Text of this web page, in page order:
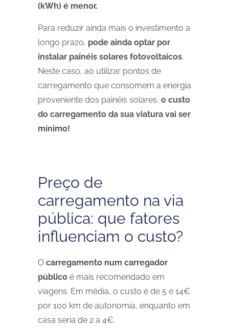
(kWh) é menor.
Para reduzir ainda mais o investimento a
longo prazo, pode ainda optar por
instalar painéis solares fotovoltaicos.
Neste caso, ao utilizar pontos de
carregamento que consomem a energia
proveniente dos painéis solares, o custo
do carregamento da sua viatura vai ser
mínimo!
Preço de
carregamento na via
pública: que fatores
influenciam o custo?
O carregamento num carregador
público é mais recomendado em
viagens. Em média, o custo é de 5 e 14€
por 100 km de autonomia, enquanto em
casa seria de 2 a 4€.